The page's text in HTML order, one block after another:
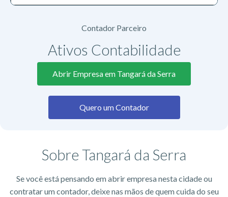
Contador Parceiro
Ativos Contabilidade
Abrir Empresa em Tangará da Serra
Quero um Contador
Sobre Tangará da Serra
Se você está pensando em abrir empresa nesta cidade ou
contratar um contador, deixe nas mãos de quem cuida do seu